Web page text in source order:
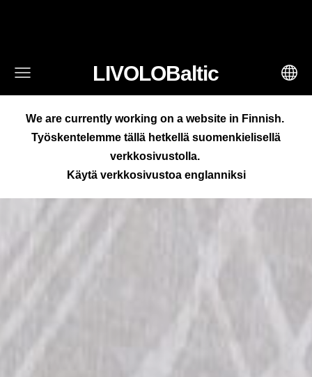
LIVOLOBaltic
We are currently working on a website in Finnish.
Työskentelemme tällä hetkellä suomenkielisellä
verkkosivustolla.
Käytä verkkosivustoa englanniksi